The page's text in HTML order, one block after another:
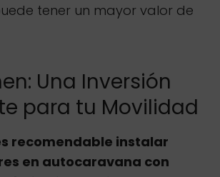
tener un mayor valor de
Una Inversión
para tu Movilidad
recomendable instalar
en autocaravana con